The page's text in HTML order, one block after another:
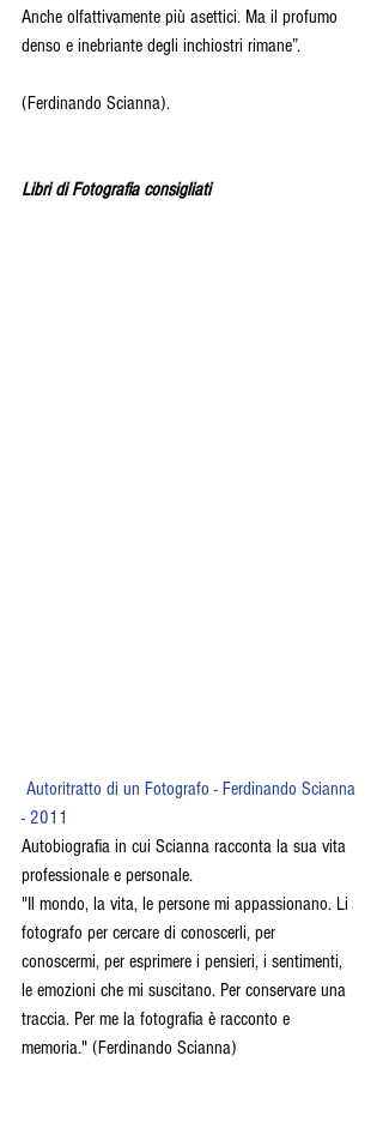
Anche olfattivamente più asettici. Ma il profumo
denso e inebriante degli inchiostri rimane”.
(Ferdinando Scianna).
Libri di Fotografia consigliati
Autoritratto di un Fotografo - Ferdinando Scianna
- 2011
Autobiografia in cui Scianna racconta la sua vita
professionale e personale.
"Il mondo, la vita, le persone mi appassionano. Li
fotografo per cercare di conoscerli, per
conoscermi, per esprimere i pensieri, i sentimenti,
le emozioni che mi suscitano. Per conservare una
traccia. Per me la fotografia è racconto e
memoria." (Ferdinando Scianna)